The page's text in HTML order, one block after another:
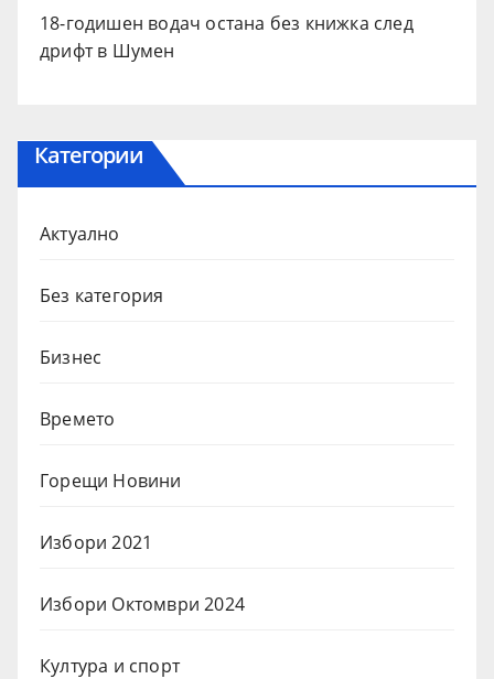
18-годишен водач остана без книжка след
дрифт в Шумен
Категории
Актуално
Без категория
Бизнес
Времето
Горещи Новини
Избори 2021
Избори Октомври 2024
Култура и спорт